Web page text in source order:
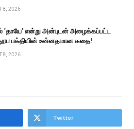
8, 2026
‘தாயே’ என்று அன்புடன் அழைக்கப்பட்ட
தூய பக்தியின் உன்னதமான கதை!
8, 2026
Twitter